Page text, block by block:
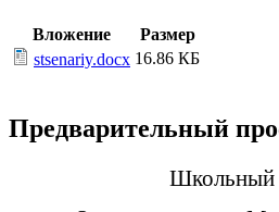
Вложение
Размер
stsenariy.docx 16.86 КБ
Предварительный
Школьный